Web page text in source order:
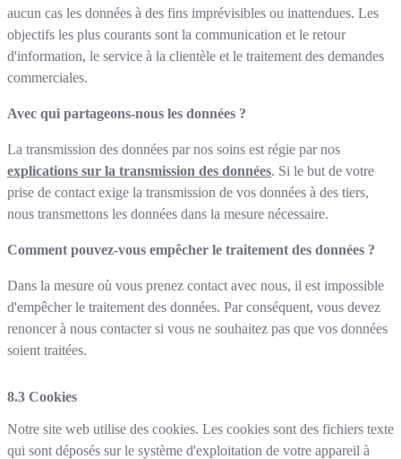
aucun cas les données à des fins imprévisibles ou inattendues. Les
objectifs les plus courants sont la communication et le retour
d'information, le service à la clientèle et le traitement des demandes
commerciales.
Avec qui partageons-nous les données ?
La transmission des données par nos soins est régie par nos
explications sur la transmission des données. Si le but de votre
prise de contact exige la transmission de vos données à des tiers,
nous transmettons les données dans la mesure nécessaire.
Comment pouvez-vous empêcher le traitement des données ?
Dans la mesure où vous prenez contact avec nous, il est impossible
d'empêcher le traitement des données. Par conséquent, vous devez
renoncer à nous contacter si vous ne souhaitez pas que vos données
soient traitées.
Cookies
Notre site web utilise des cookies. Les cookies sont des fichiers texte
qui sont déposés sur le système d'exploitation de votre appareil à